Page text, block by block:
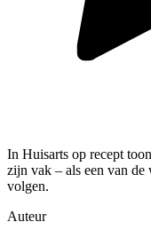
In Huisarts op recept
zijn vak – als een van de
volgen.
Auteur